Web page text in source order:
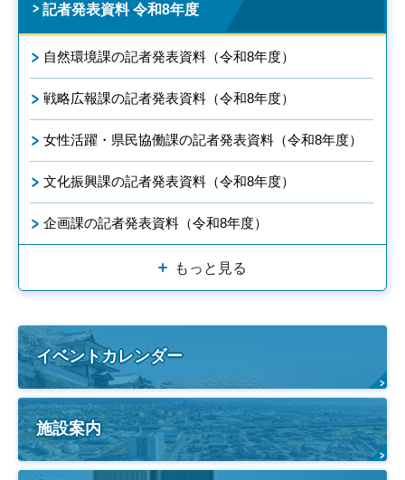
記者発表資料 令和8年度
自然環境課の記者発表資料（令和8年度）
戦略広報課の記者発表資料（令和8年度）
女性活躍・県民協働課の記者発表資料（令和8年度）
文化振興課の記者発表資料（令和8年度）
企画課の記者発表資料（令和8年度）
もっと見る
イベントカレンダー
施設案内